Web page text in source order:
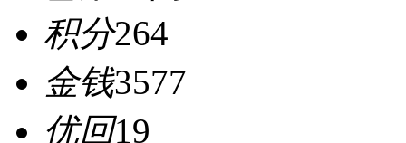
积分264
金钱3577
优回19